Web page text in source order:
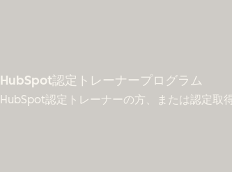
HubSpot認定トレーナープログラム
HubSpot認定トレーナーの方、または認定取